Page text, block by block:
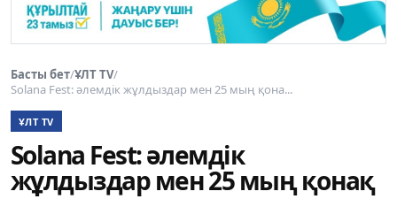
Басты бет/ҰЛТ TV/
Solana Fest: әлемдік жұлдыздар мен 25 мың қона...
ҰЛТ TV
Solana Fest: әлемдік
жұлдыздар мен 25 мың қонақ